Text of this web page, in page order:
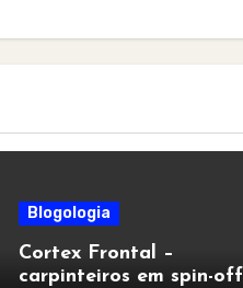
Blogologia
Cortex Frontal –
carpinteiros em spin-off